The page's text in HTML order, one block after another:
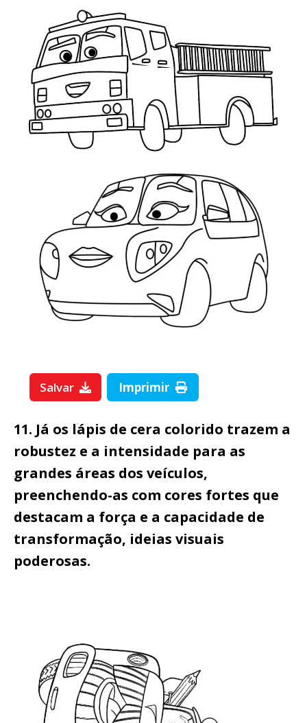
Salvar Imprimir
11. Já os lápis de cera colorido trazem a
robustez e a intensidade para as
grandes áreas dos veículos,
preenchendo-as com cores fortes que
destacam a força e a capacidade de
transformação, ideias visuais
poderosas.